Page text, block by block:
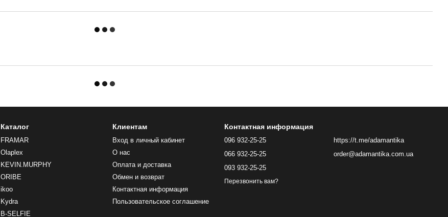
Каталог
FRAMAR
Olaplex
KEVIN.MURPHY
ORIBE
ikoo
Kydra
B-SELFIE
Клиентам
Вход в личный кабинет
О нас
Оплата и доставка
Обмен и возврат
Контактная информация
Пользовательское соглашение
Контактная информация
096 932-25-25
066 932-25-25
093 932-25-25
Перезвонить вам?
https://t.me/adamantika
order@adamantika.com.ua